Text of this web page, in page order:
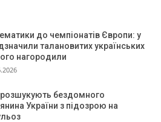
до чемпіонатів Європи: у
талановитих українських
нагородили
розшукують бездомного
України з підозрою на